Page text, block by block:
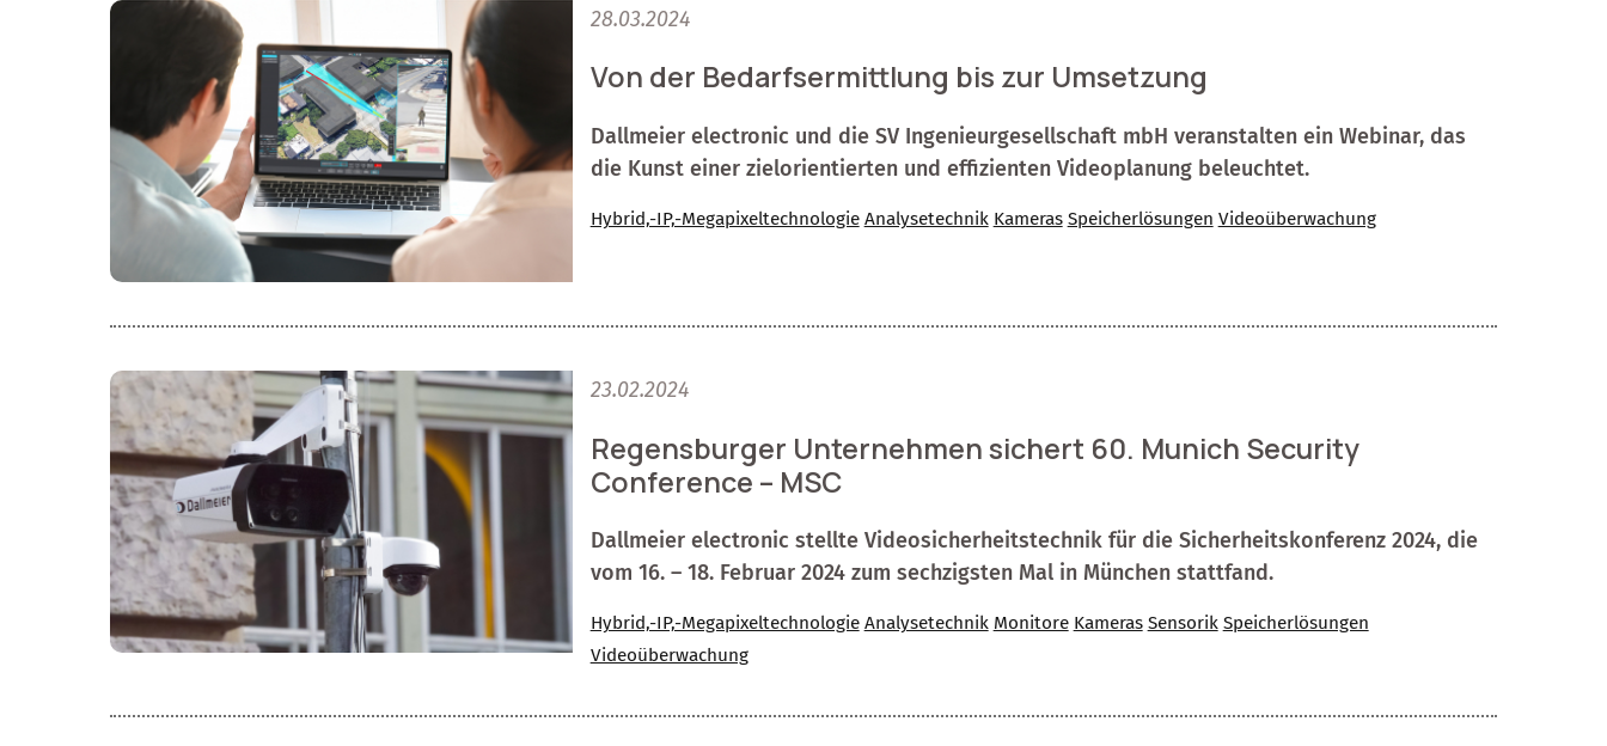
28.03.2024
Von der Bedarfsermittlung bis zur Umsetzung
Dallmeier electronic und die SV Ingenieurgesellschaft mbH veranstalten ein Webinar, das
die Kunst einer zielorientierten und effizienten Videoplanung beleuchtet.
Hybrid,-IP,-Megapixeltechnologie Analysetechnik Kameras Speicherlösungen Videoüberwachung
23.02.2024
Regensburger Unternehmen sichert 60. Munich Security
Conference – MSC
Dallmeier electronic stellte Videosicherheitstechnik für die Sicherheitskonferenz 2024, die
vom 16. – 18. Februar 2024 zum sechzigsten Mal in München stattfand.
Hybrid,-IP,-Megapixeltechnologie Analysetechnik Monitore Kameras Sensorik Speicherlösungen
Videoüberwachung